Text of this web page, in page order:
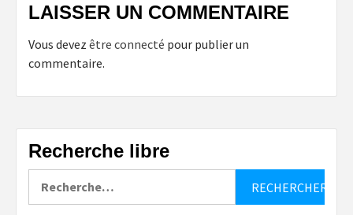
LAISSER UN COMMENTAIRE
Vous devez être connecté pour publier un
commentaire.
Recherche libre